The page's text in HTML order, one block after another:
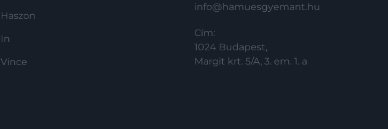
Haszon
In
Vince
info@hamuesgyemant.hu
Cím:
1024 Budapest,
Margit krt. 5/A, 3. em. 1. a